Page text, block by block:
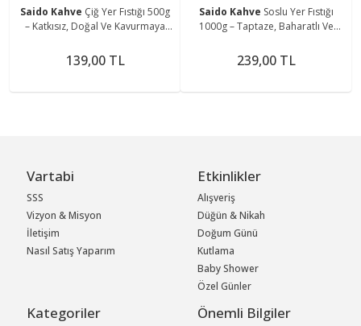
Saido Kahve Çiğ Yer Fıstığı 500g
– Katkısız, Doğal Ve Kavurmaya
139,00 TL
Saido Kahve Soslu Yer Fıstığı
1000g – Taptaze, Baharatlı Ve
239,00 TL
Vartabi
SSS
Vizyon & Misyon
İletişim
Nasıl Satış Yaparım
Etkinlikler
Alışveriş
Düğün & Nikah
Doğum Günü
Kutlama
Baby Shower
Özel Günler
Kategoriler Önemli Bilgiler